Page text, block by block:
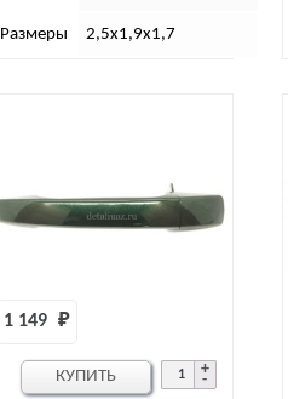
Размеры 2,5х1,9х1,7
1 149 ₽
КУПИТЬ